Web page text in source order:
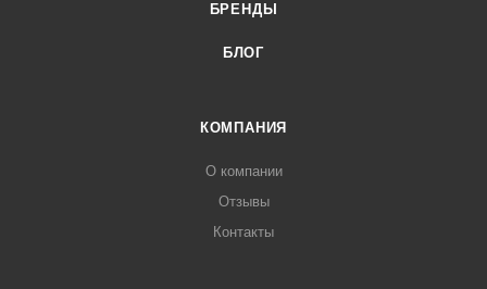
БРЕНДЫ
БЛОГ
КОМПАНИЯ
О компании
Отзывы
Контакты